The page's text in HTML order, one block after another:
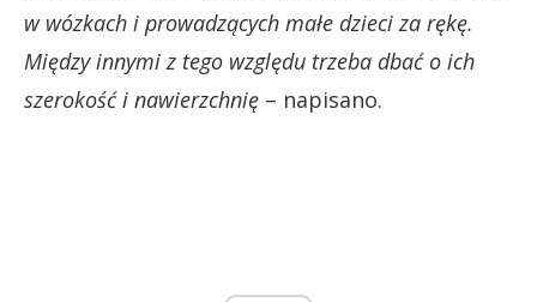
w wózkach i prowadzących małe dzieci za rękę.
Między innymi z tego względu trzeba dbać o ich
szerokość i nawierzchnię – napisano.